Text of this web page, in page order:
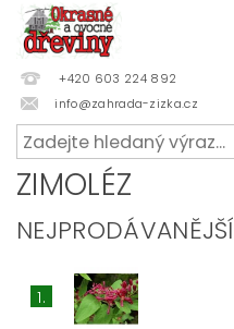
+420 603 224 892
info@zahrada-zizka.cz
ZIMOLÉZ
NEJPRODÁVANĚJŠÍ
1.